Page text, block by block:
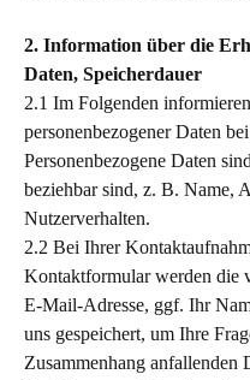
2. Information über die
Daten, Speicherdauer
2.1 Im Folgenden
personenbezogener Daten
Personenbezogene Daten
beziehbar sind, z. B. Name,
Nutzerverhalten.
2.2 Bei Ihrer
Kontaktformular werden die
E-Mail-Adresse, ggf. Ihr
uns gespeichert, um Ihre
Zusammenhang anfallenden